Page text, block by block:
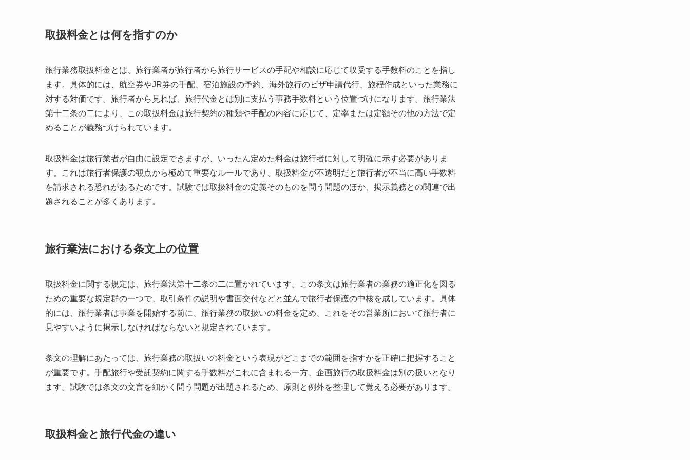
取扱料金とは何を指すのか
旅行業務取扱料金とは、旅行業者が旅行者から旅行サービスの手配や相談に応じて収受する手数料のことを指し
ます。具体的には、航空券やJR券の手配、宿泊施設の予約、海外旅行のビザ申請代行、旅程作成といった業務に
対する対価です。旅行者から見れば、旅行代金とは別に支払う事務手数料という位置づけになります。旅行業法
第十二条の二により、この取扱料金は旅行契約の種類や手配の内容に応じて、定率または定額その他の方法で定
めることが義務づけられています。
取扱料金は旅行業者が自由に設定できますが、いったん定めた料金は旅行者に対して明確に示す必要がありま
す。これは旅行者保護の観点から極めて重要なルールであり、取扱料金が不透明だと旅行者が不当に高い手数料
を請求される恐れがあるためです。試験では取扱料金の定義そのものを問う問題のほか、掲示義務との関連で出
題されることが多くあります。
旅行業法における条文上の位置
取扱料金に関する規定は、旅行業法第十二条の二に置かれています。この条文は旅行業者の業務の適正化を図る
ための重要な規定群の一つで、取引条件の説明や書面交付などと並んで旅行者保護の中核を成しています。具体
的には、旅行業者は事業を開始する前に、旅行業務の取扱いの料金を定め、これをその営業所において旅行者に
見やすいように掲示しなければならないと規定されています。
条文の理解にあたっては、旅行業務の取扱いの料金という表現がどこまでの範囲を指すかを正確に把握すること
が重要です。手配旅行や受託契約に関する手数料がこれに含まれる一方、企画旅行の取扱料金は別の扱いとなり
ます。試験では条文の文言を細かく問う問題が出題されるため、原則と例外を整理して覚える必要があります。
取扱料金と旅行代金の違い